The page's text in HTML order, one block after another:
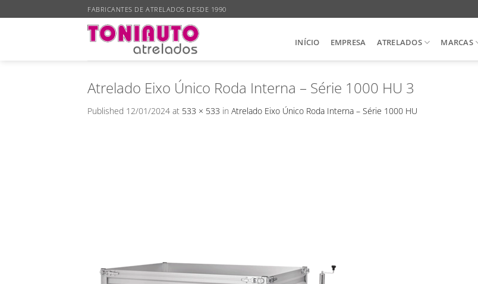
to
FABRICANTES DE ATRELADOS DESDE 1990
INÍCIO EMPRESA ATRELADOS MARCAS
Atrelado Eixo Único Roda Interna – Série 1000 HU 3
Published 12/01/2024 at 533 × 533 in Atrelado Eixo Único Roda Interna – Série 1000 HU